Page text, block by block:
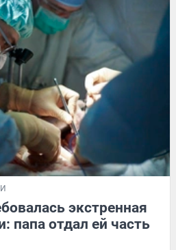
экстренная
папа отдал ей часть